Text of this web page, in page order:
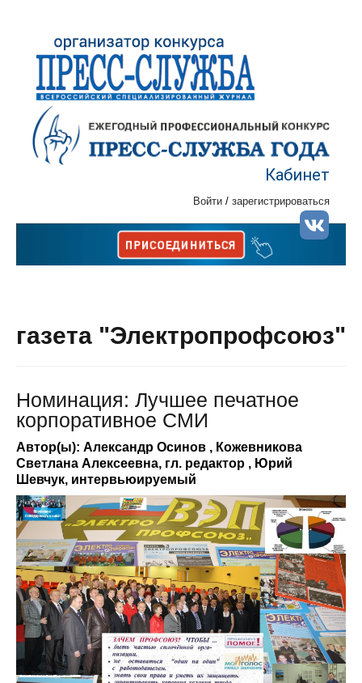
Кабинет
Войти / зарегистрироваться
газета "Электропрофсоюз"
Номинация: Лучшее печатное
корпоративное СМИ
Автор(ы): Александр Осинов , Кожевникова
Светлана Алексеевна, гл. редактор , Юрий
Шевчук, интервьюируемый